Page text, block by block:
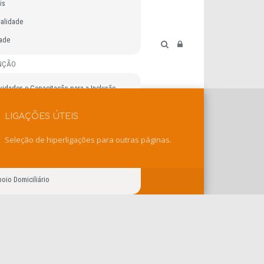
e Capacitação para a Inclusão
Especial
Domiciliário
LIGAÇÕES ÚTEIS
Seleção de hiperligações para outras páginas.